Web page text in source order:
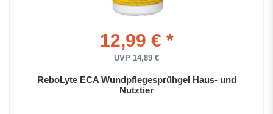
12,99 € *
UVP 14,89 €
ReboLyte ECA Wundpflegesprühgel Haus- und
Nutztier